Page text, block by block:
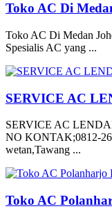
Toko AC Di
Toko AC Di Medan
Spesialis AC yang ...
SERVICE AC
SERVICE AC
NO KONTAK;0812-
wetan,Tawang ...
Toko AC